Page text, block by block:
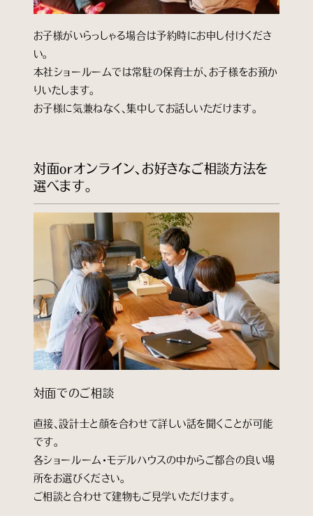
お子様がいらっしゃる場合は予約時にお申し付けくださ
い。
本社ショールームでは常駐の保育士が、お子様をお預か
りいたします。
お子様に気兼ねなく、集中してお話しいただけます。
対面orオンライン、お好きなご相談方法を
選べます。
対面でのご相談
直接、設計士と顔を合わせて詳しい話を聞くことが可能
です。
各ショールーム・モデルハウスの中からご都合の良い場
所をお選びください。
ご相談と合わせて建物もご見学いただけます。